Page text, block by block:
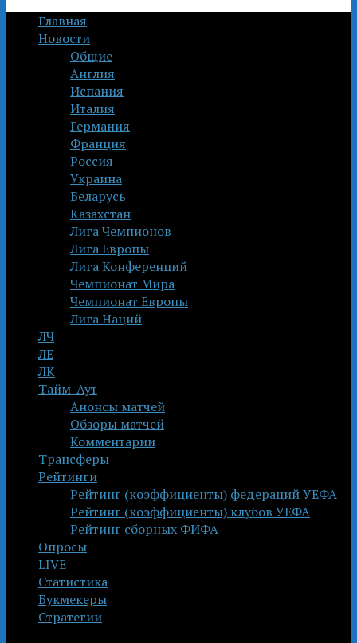
Главная
Новости
Общие
Англия
Испания
Италия
Германия
Франция
Россия
Украина
Беларусь
Казахстан
Лига Чемпионов
Лига Европы
Лига Конференций
Чемпионат Мира
Чемпионат Европы
Лига Наций
ЛЧ
ЛЕ
ЛК
Тайм-Аут
Анонсы матчей
Обзоры матчей
Комментарии
Трансферы
Рейтинги
Рейтинг (коэффициенты) федераций УЕФА
Рейтинг (коэффициенты) клубов УЕФА
Рейтинг сборных ФИФА
Опросы
LIVE
Статистика
Букмекеры
Стратегии